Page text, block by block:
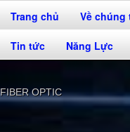
Trang chủ Về chúng
Tin tức Năng Lực
FIBER OPTIC